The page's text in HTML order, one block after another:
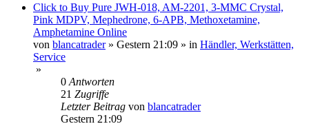
Click to Buy Pure JWH-018, AM-2201, 3-MMC Crystal,
Pink MDPV, Mephedrone, 6-APB, Methoxetamine,
Amphetamine Online
von blancatrader» Gestern 21:09 » in Händler, Werkstätten,
Service
»
0 Antworten
21 Zugriffe
Letzter Beitrag von blancatrader
Gestern 21:09